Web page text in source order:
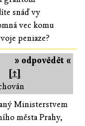
snáď vy
vec komu
peniaze?
» odpovědět «
[↑]
Ministerstvem
města Prahy,